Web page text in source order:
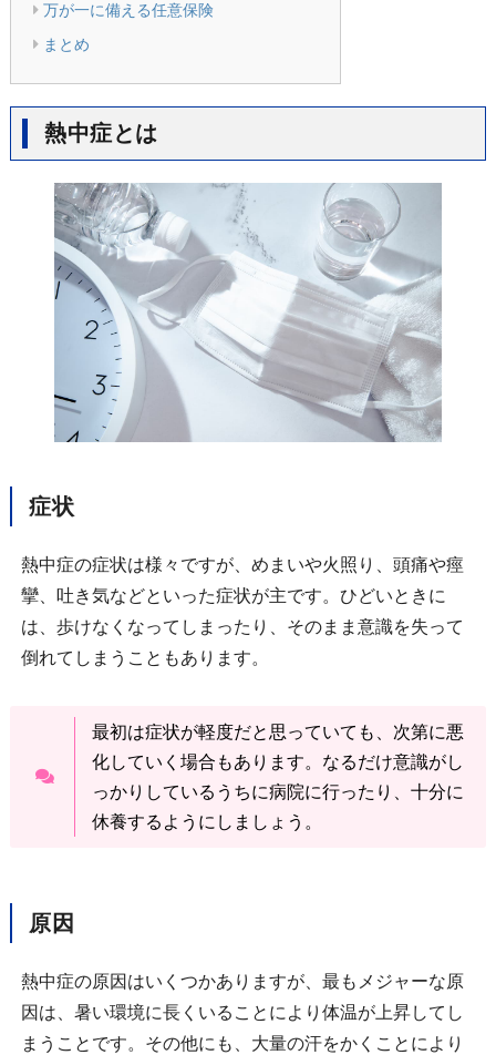
万が一に備える任意保険
まとめ
熱中症とは
症状
熱中症の症状は様々ですが、めまいや火照り、頭痛や痙
攣、吐き気などといった症状が主です。ひどいときに
は、歩けなくなってしまったり、そのまま意識を失って
倒れてしまうこともあります。
最初は症状が軽度だと思っていても、次第に悪
化していく場合もあります。なるだけ意識がし
っかりしているうちに病院に行ったり、十分に
休養するようにしましょう。
原因
熱中症の原因はいくつかありますが、最もメジャーな原
因は、暑い環境に長くいることにより体温が上昇してし
まうことです。その他にも、大量の汗をかくことにより